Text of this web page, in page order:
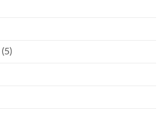
(5)